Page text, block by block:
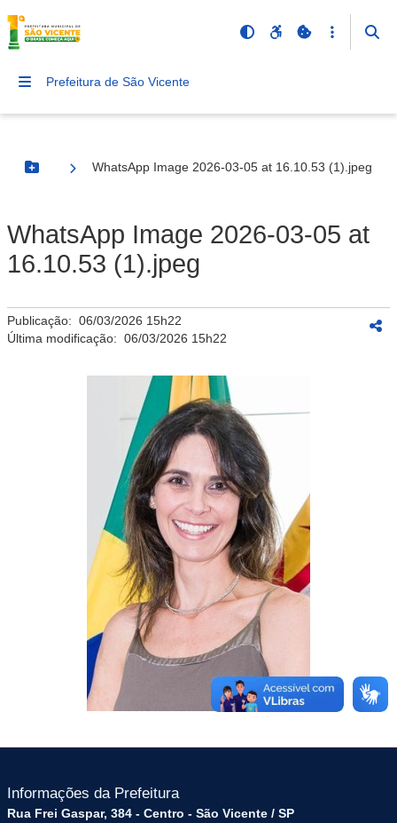
Prefeitura de São Vicente
Botão Menu
WhatsApp Image 2026-03-05 at 16.10.53 (1).jpeg
WhatsApp Image 2026-03-05 at
16.10.53 (1).jpeg
Publicação: 06/03/2026 15h22
Última modificação: 06/03/2026 15h22
Informações da Prefeitura
Rua Frei Gaspar, 384 - Centro - São Vicente / SP